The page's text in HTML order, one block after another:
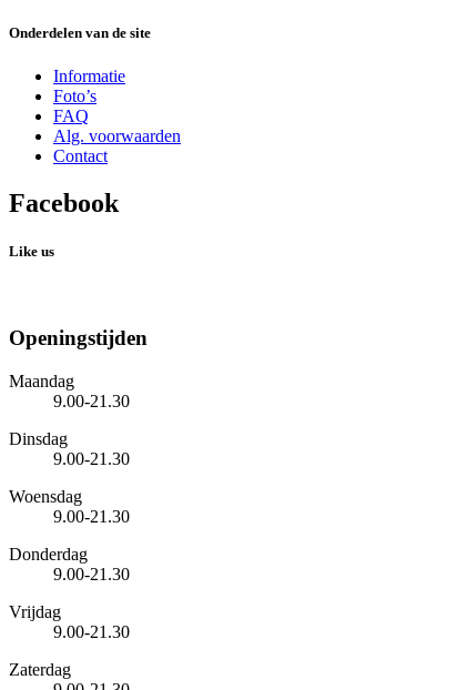
Onderdelen van de site
Informatie
Foto’s
FAQ
Alg. voorwaarden
Сontact
Facebook
Like us
Openingstijden
Maandag
9.00-21.30
Dinsdag
9.00-21.30
Woensdag
9.00-21.30
Donderdag
9.00-21.30
Vrijdag
9.00-21.30
Zaterdag